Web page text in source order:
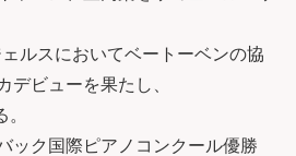
ルスにおいてベートーベンの協
デビューを果たし、
ック国際ピアノコンクール優勝